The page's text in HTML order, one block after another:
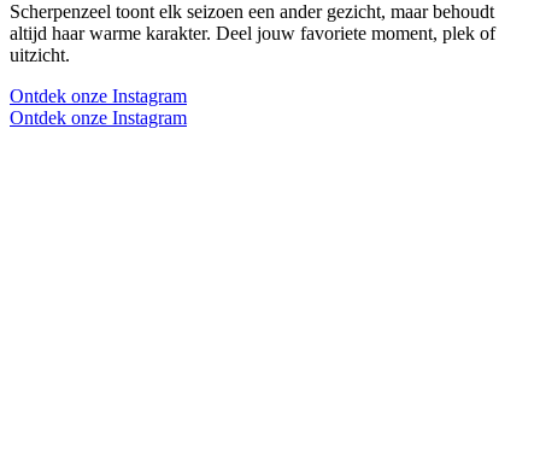
Scherpenzeel toont elk seizoen een ander gezicht, maar behoudt
altijd haar warme karakter. Deel jouw favoriete moment, plek of
uitzicht.
Ontdek onze Instagram
Ontdek onze Instagram